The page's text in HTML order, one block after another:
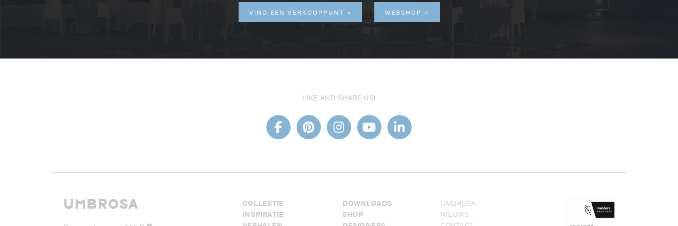
VIND EEN VERKOOPPUNT WEBSHOP
LIKE AND SHARE US!
COLLECTIE
INSPIRATIE
DOWNLOADS
SHOP
UMBROSA
NIEUWS